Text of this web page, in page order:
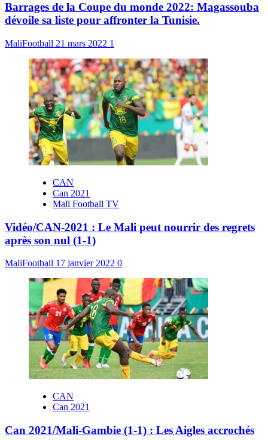
Barrages de la Coupe du monde 2022: Magassouba
dévoile sa liste pour affronter la Tunisie.
MaliFootball 21 mars 2022 1
CAN
Can 2021
Mali Football TV
Vidéo/CAN-2021 : Le Mali peut nourrir des regrets
après son nul (1-1)
MaliFootball 17 janvier 2022 0
CAN
Can 2021
Can 2021/Mali-Gambie (1-1) : Les Aigles accrochés